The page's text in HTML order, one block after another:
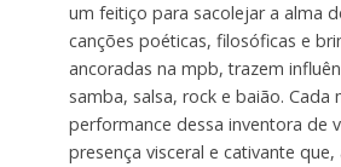
um feitiço para sacolejar a alma
canções poéticas, filosóficas e
ancoradas na mpb, trazem
samba, salsa, rock e baião. Cada
performance dessa inventora de
presença visceral e cativante que,